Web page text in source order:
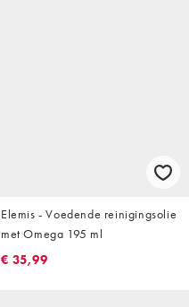
Elemis - Voedende reinigingsolie
met Omega 195 ml
€ 35,99